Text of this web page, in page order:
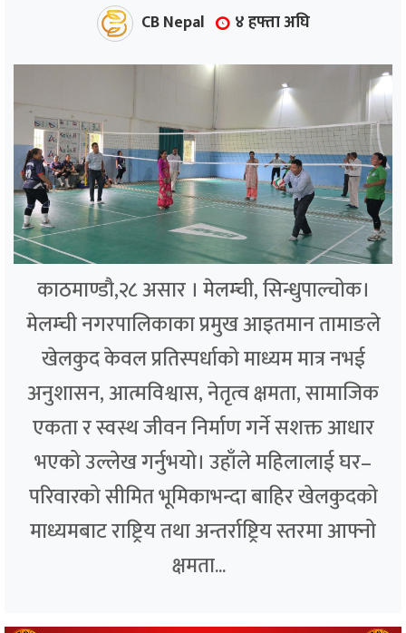
CB Nepal ४ हफ्ता अघि
काठमाण्डौ,२८ असार । मेलम्ची, सिन्धुपाल्चोक।
मेलम्ची नगरपालिकाका प्रमुख आइतमान तामाङले
खेलकुद केवल प्रतिस्पर्धाको माध्यम मात्र नभई
अनुशासन, आत्मविश्वास, नेतृत्व क्षमता, सामाजिक
एकता र स्वस्थ जीवन निर्माण गर्ने सशक्त आधार
भएको उल्लेख गर्नुभयो। उहाँले महिलालाई घर–
परिवारको सीमित भूमिकाभन्दा बाहिर खेलकुदको
माध्यमबाट राष्ट्रिय तथा अन्तर्राष्ट्रिय स्तरमा आफ्नो
क्षमता...